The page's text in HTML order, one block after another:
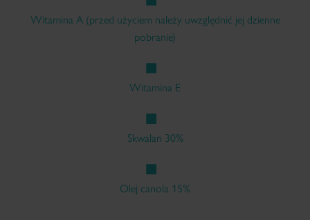
Witamina A (przed użyciem należy uwzględnić jej dzienne
pobranie)
Witamina E
Skwalan 30%
Olej canola 15%